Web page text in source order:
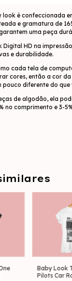
look é confeccionada
e gramatura de
uma peça
Digital HD na
e durabilidade.
cada tela de
cores, então a cor da
pouco diferente do que
de algodão, ela
no comprimento e 3-
Baby Look
Pilots Car